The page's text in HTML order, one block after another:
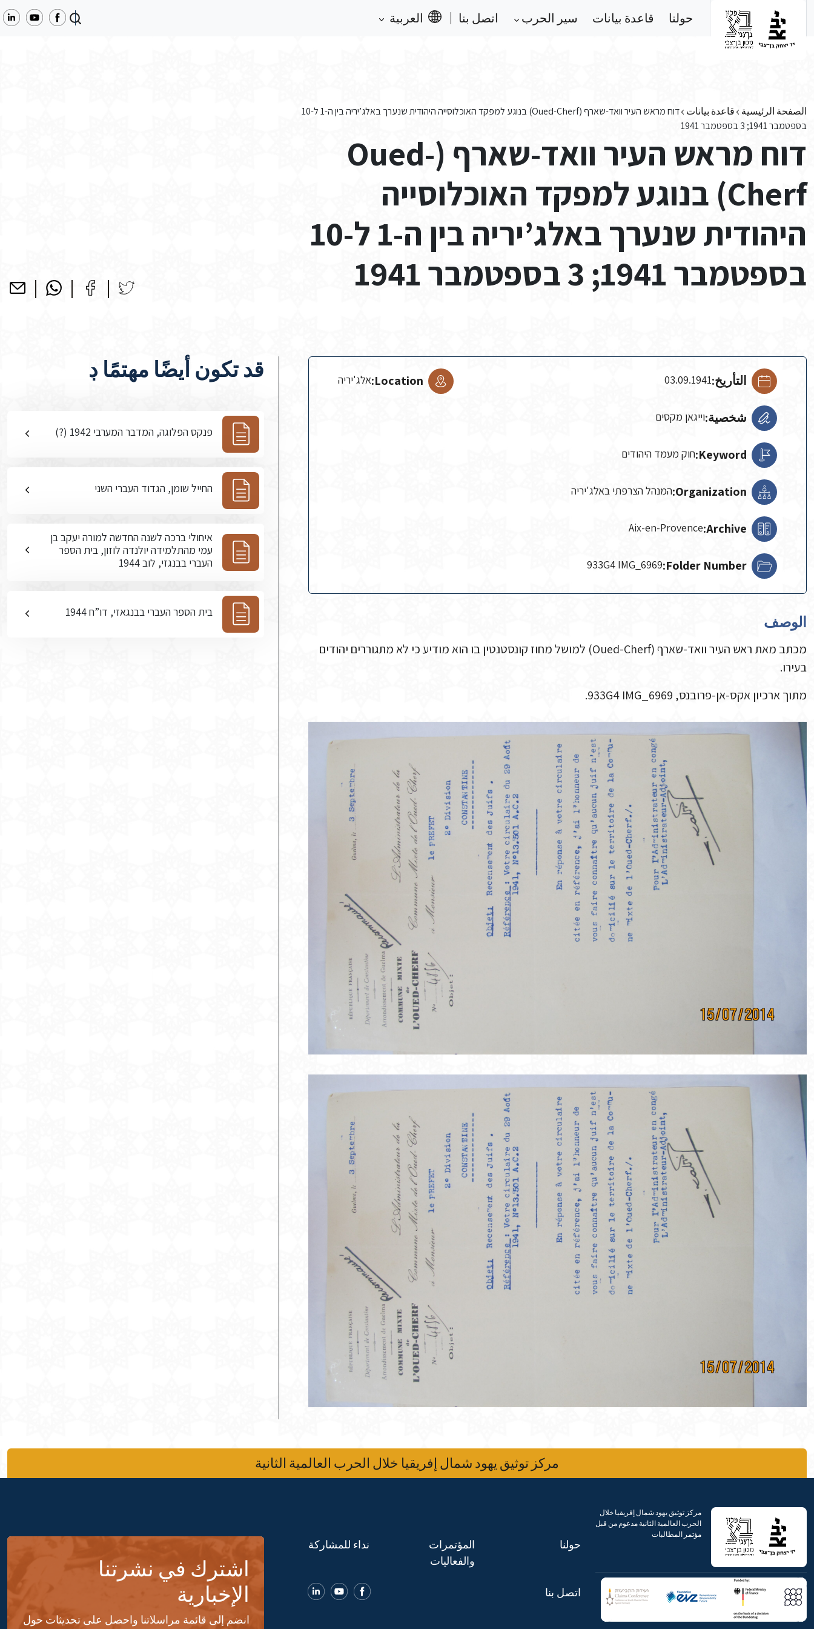
حولنا قاعدة بيانات سير الحرب اتصل بنا العربية
الصفحة الرئيسية قاعدة بيانات
דוח מראש העיר וואד-שארף (Oued-Cherf) בנוגע למפקד האוכלוסייה היהודית שנערך באלג’יריה בין ה-1 ל-10
בספטמבר 1941; 3 בספטמבר 1941
דוח מראש העיר וואד-שארף (Oued-
Cherf) בנוגע למפקד האוכלוסייה
היהודית שנערך באלג’יריה בין ה-1 ל-10
בספטמבר 1941; 3 בספטמבר 1941
التأريخ:03.09.1941
Location: אלג'יריה
شخصية:וייגאן מקסים
Keyword: חוק מעמד היהודים
Organization: המנהל הצרפתי באלג'יריה
Archive:
Aix-en-Provence
Folder Number:
933G4 IMG_6969
الوصف
מכתב מאת ראש העיר וואד-שארף (Oued-Cherf) למושל מחוז קונסטנטין בו הוא מודיע כי לא מתגוררים יהודים
בעירו.
מתוך ארכיון אקס-אן-פרובנס, 933G4 IMG_6969.
قد تكون أيضًا مهتمًا ڊ
פנקס הפלוגה, המדבר המערבי 1942 (?)
החייל שומן, הגדוד העברי השני
איחולי ברכה לשנה החדשה למורה יעקב בן
עמי מהתלמידה יולנדה לוזון, בית הספר
העברי בבנגזי, לוב 1944
בית הספר העברי בבנגאזי, דו”ח 1944
مركز توثيق يهود شمال إفريقيا خلال الحرب العالمية الثانية
مركز توثيق يهود شمال إفريقيا خلال
الحرب العالمية الثانية مدعوم من قبل
مؤتمر المطالبات
حولنا
المؤتمرات
والفعاليات
نداء للمشاركة
اتصل بنا
اشترك في نشرتنا
الإخبارية
انضم إلى قائمة مراسلاتنا واحصل على تحديثات حول